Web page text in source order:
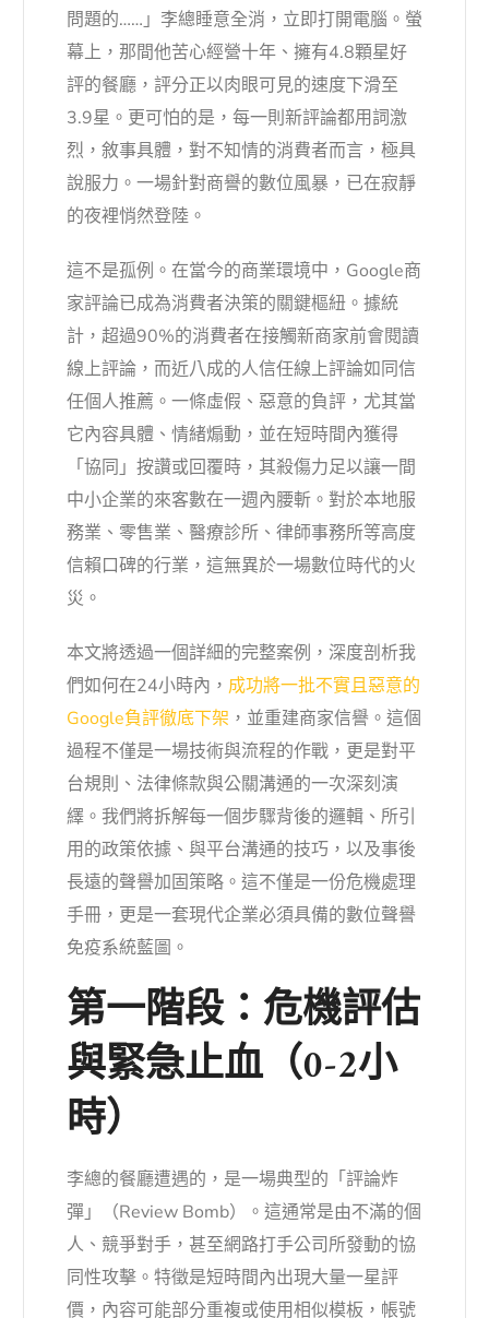
問題的……」李總睡意全消，立即打開電腦。螢
幕上，那間他苦心經營十年、擁有4.8顆星好
評的餐廳，評分正以肉眼可見的速度下滑至
3.9星。更可怕的是，每一則新評論都用詞激
烈，敘事具體，對不知情的消費者而言，極具
說服力。一場針對商譽的數位風暴，已在寂靜
的夜裡悄然登陸。
這不是孤例。在當今的商業環境中，Google商
家評論已成為消費者決策的關鍵樞紐。據統
計，超過90%的消費者在接觸新商家前會閱讀
線上評論，而近八成的人信任線上評論如同信
任個人推薦。一條虛假、惡意的負評，尤其當
它內容具體、情緒煽動，並在短時間內獲得
「協同」按讚或回覆時，其殺傷力足以讓一間
中小企業的來客數在一週內腰斬。對於本地服
務業、零售業、醫療診所、律師事務所等高度
信賴口碑的行業，這無異於一場數位時代的火
災。
本文將透過一個詳細的完整案例，深度剖析我
們如何在24小時內， 成功將一批不實且惡意的
Google負評徹底下架 ，並重建商家信譽。這個
過程不僅是一場技術與流程的作戰，更是對平
台規則、法律條款與公關溝通的一次深刻演
繹。我們將拆解每一個步驟背後的邏輯、所引
用的政策依據、與平台溝通的技巧，以及事後
長遠的聲譽加固策略。這不僅是一份危機處理
手冊，更是一套現代企業必須具備的數位聲譽
免疫系統藍圖。
第一階段：危機評估
與緊急止血（0-2小
時）
李總的餐廳遭遇的，是一場典型的「評論炸
彈」（Review Bomb）。這通常是由不滿的個
人、競爭對手，甚至網路打手公司所發動的協
同性攻擊。特徵是短時間內出現大量一星評
價，內容可能部分重複或使用相似模板，帳號